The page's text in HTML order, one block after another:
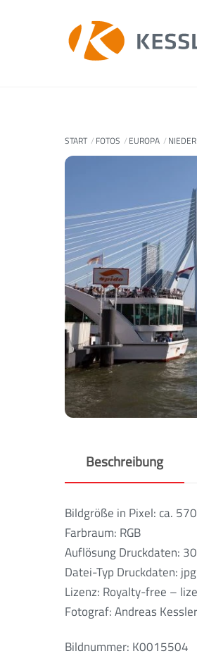
START FOTOS EUROPA
Beschreibung
Bildgröße in Pixel: ca.
Farbraum: RGB
Auflösung Druckdaten:
Datei-Typ Druckdaten: jpg
Lizenz: Royalty-free –
Fotograf: Andreas Kessler
Bildnummer: K0015504